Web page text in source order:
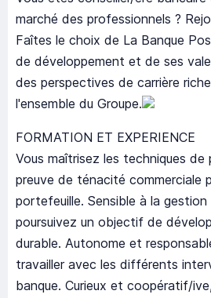
marché des professionnels ?
Faîtes le choix de La Banque
de développement et de ses
des perspectives de carrière
l'ensemble du Groupe.
FORMATION ET EXPERIENCE
Vous maîtrisez les techniques
preuve de ténacité commerciale
portefeuille. Sensible à la gestion
poursuivez un objectif de
durable. Autonome et
travailler avec les différents
banque. Curieux et coopératif/